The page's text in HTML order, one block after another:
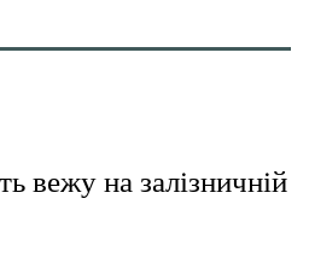
вежу на залізничній